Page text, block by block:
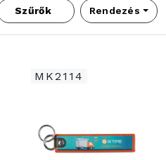
Szűrők Rendezés
MK2114